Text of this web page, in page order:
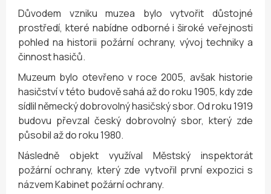
Důvodem vzniku muzea bylo vytvořit důstojné
prostředí, které nabídne odborné i široké veřejnosti
pohled na historii požární ochrany, vývoj techniky a
činnost hasičů.
Muzeum bylo otevřeno v roce 2005, avšak historie
hasičství v této budově sahá až do roku 1905, kdy zde
sídlil německý dobrovolný hasičský sbor. Od roku 1919
budovu převzal český dobrovolný sbor, který zde
působil až do roku 1980.
Následně objekt využíval Městský inspektorát
požární ochrany, který zde vytvořil první expozici s
názvem Kabinet požární ochrany.